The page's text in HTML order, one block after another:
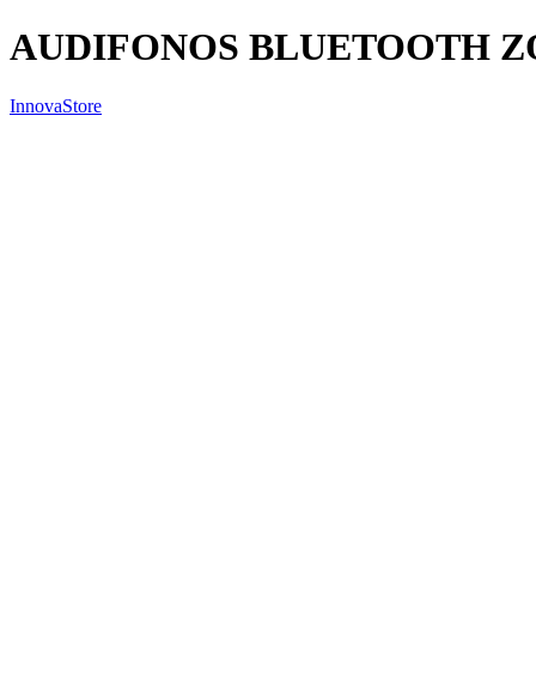
AUDIFONOS BLUETOOTH
InnovaStore